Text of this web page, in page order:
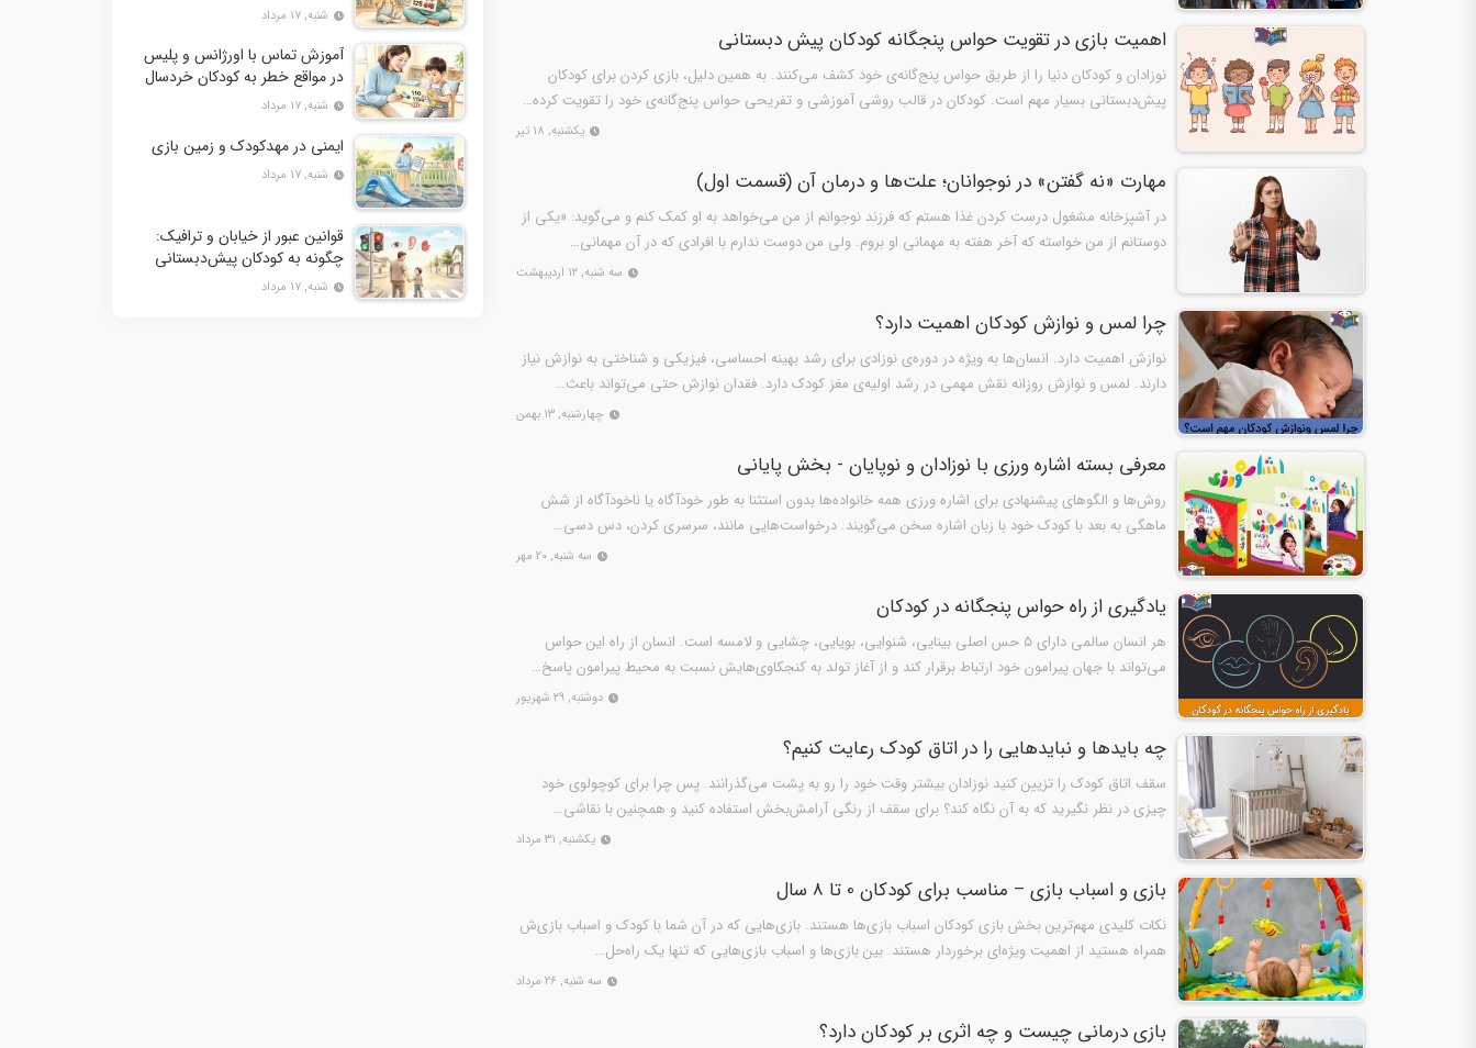
اهمیت بازی در تقویت حواس پنجگانه‌ کودکان پیش‌ دبستانی
نوزادان و کودکان دنیا را از طریق حواس پنج‌گانه‌ی خود کشف می‌کنند. به همین دلیل، بازی کردن برای کودکان
پیش‌دبستانی بسیار مهم است. کودکان در قالب روشی آموزشی و تفریحی حواس پنج‌گانه‌ی خود را تقویت کرده…
یکشنبه, ۱۸ تیر
مهارت «نه گفتن» در نوجوانان؛ علت‌ها و درمان آن (قسمت اول)
در آشپزخانه مشغول درست کردن غذا هستم که فرزند نوجوانم از من می‌خواهد به او کمک کنم و می‌گوید: «یکی از
دوستانم از من خواسته که آخر هفته به مهمانی او بروم. ولی من دوست ندارم با افرادی که در آن مهمانی…
سه شنبه, ۱۲ اردیبهشت
چرا لمس و‌ نوازش کودکان اهمیت دارد؟
نوازش اهمیت دارد. انسان‌ها به ویژه در دوره‌ی نوزادی برای رشد بهینه احساسی، فیزیکی و شناختی به نوازش نیاز
دارند. لمس و نوازش روزانه نقش مهمی در رشد اولیه‌ی مغز کودک دارد. فقدان نوازش حتی می‌تواند باعث…
چهارشنبه, ۱۳ بهمن
معرفی بسته اشاره‌ ورزی با نوزادان و نوپایان - بخش پایانی
روش‌ها و الگوهای پیشنهادی برای اشاره‌ ورزی همه خانواده‌ها بدون استثنا به طور خودآگاه یا ناخودآگاه از شش
ماهگی به بعد با کودک خود با زبان اشاره سخن می‌گویند. درخواست‌هایی مانند، سرسری کردن، دس دسی…
سه شنبه, ۲۰ مهر
یادگیری از راه حواس پنجگانه در کودکان
هر انسان سالمی دارای 5 حس اصلی بینایی، شنوایی، بویایی، چشایی و لامسه است. انسان از راه این حواس
می‌تواند با جهان پیرامون خود ارتباط برقرار کند و از آغاز تولد به کنجکاوی‌هایش نسبت به محیط پیرامون پاسخ…
دوشنبه, ۲۹ شهریور
چه بایدها و نبایدهایی را در اتاق کودک رعایت کنیم؟
سقف اتاق کودک را تزیین کنید نوزادان بیشتر وقت خود را رو به پشت می‌گذرانند. پس چرا برای کوچولوی خود
چیزی در نظر نگیرید که به آن نگاه کند؟ برای سقف از رنگی آرامش‌بخش استفاده کنید و همچنین با نقاشی…
یکشنبه, ۳۱ مرداد
بازی و اسباب بازی – مناسب برای کودکان 0 تا 8 سال
نکات کلیدی مهم‌ترین ‌بخش بازی کودکان اسباب بازی‌ها هستند. بازی‌هایی که در آن شما با کودک و اسباب بازی‌ش
همراه هستید از اهمیت ویژه‌ای برخوردار هستند. بین بازی‌ها و اسباب بازی‌هایی که تنها یک راه‌حل…
سه شنبه, ۲۶ مرداد
بازی درمانی چیست و چه اثری بر کودکان دارد؟
شنبه, ۱۷ مرداد
آموزش تماس با اورژانس و پلیس
در مواقع خطر به کودکان خردسال
شنبه, ۱۷ مرداد
ایمنی در مهدکودک و زمین بازی
شنبه, ۱۷ مرداد
قوانین عبور از خیابان و ترافیک:
چگونه به کودکان پیش‌دبستانی
آموزش دهیم؟
شنبه, ۱۷ مرداد